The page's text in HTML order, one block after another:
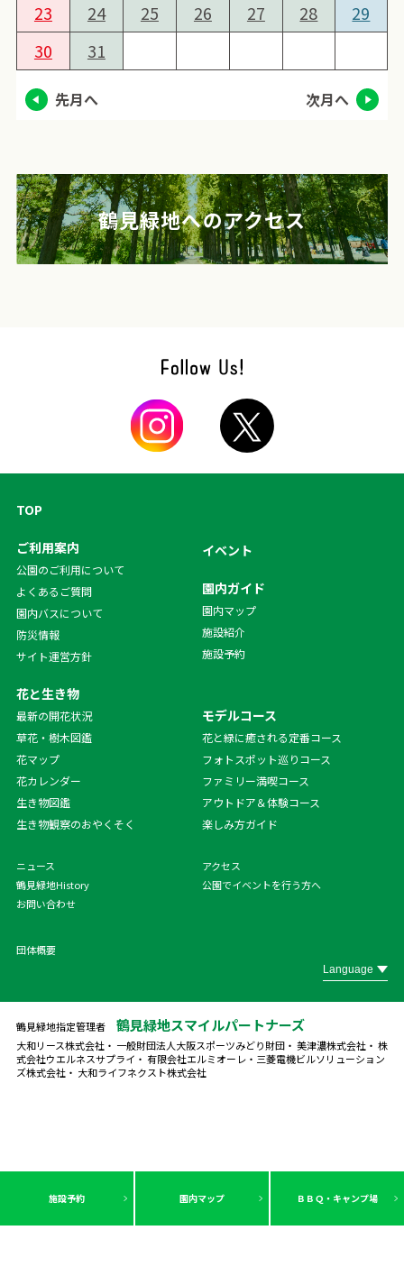
施設予約 園内マップ ＢＢＱ・キャンプ場
23
24 25 26 27 28
29
30
31
先月へ 次月へ
鶴見緑地へのアクセス
TOP
ご利用案内
公園のご利用について
よくあるご質問
園内バスについて
防災情報
サイト運営方針
花と生き物
最新の開花状況
草花・樹木図鑑
花マップ
花カレンダー
生き物図鑑
生き物観察のおやくそく
イベント
園内ガイド
園内マップ
施設紹介
施設予約
モデルコース
花と緑に癒される定番コース
フォトスポット巡りコース
ファミリー満喫コース
アウトドア＆体験コース
楽しみ方ガイド
ニュース
アクセス
鶴見緑地History
公園でイベントを行う方へ
お問い合わせ
団体概要
鶴見緑地指定管理者 鶴見緑地スマイルパートナーズ
大和リース株式会社・ 一般財団法人大阪スポーツみどり財団・ 美津濃株式会社・ 株
式会社ウエルネスサプライ・ 有限会社エルミオーレ・ 三菱電機ビルソリューション
ズ株式会社・ 大和ライフネクスト株式会社